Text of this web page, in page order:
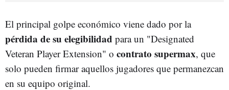
El principal golpe económico viene dado por la
pérdida de su elegibilidad para un "Designated
Veteran Player Extension" o contrato supermax, que
solo pueden firmar aquellos jugadores que permanezcan
en su equipo original.